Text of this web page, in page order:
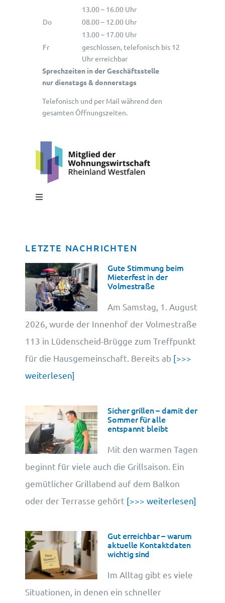
13.00 – 16.00 Uhr
Do
08.00 – 12.00 Uhr
13.00 – 17.00 Uhr
Fr
geschlossen, telefonisch bis 12
Uhr erreichbar
Sprechzeiten in der Geschäftsstelle
nur dienstags & donnerstags
Telefonisch und per Mail während den
gesamten Öffnungszeiten.
Toggle
Cookie-Information
LETZTE NACHRICHTEN
Gute Stimmung beim
Mieterfest in der
Volmestraße
Am Samstag, 1. August
2026, wurde der Innenhof der Volmestraße
113 in Lüdenscheid-Brügge zum Treffpunkt
für die Hausgemeinschaft. Bereits ab [>>>
weiterlesen]
Sicher grillen – damit der
Sommer für alle
entspannt bleibt
Mit den warmen Tagen
beginnt für viele auch die Grillsaison. Ein
gemütlicher Grillabend auf dem Balkon
oder der Terrasse gehört [>>> weiterlesen]
Gut erreichbar – warum
aktuelle Kontaktdaten
wichtig sind
Im Alltag gibt es viele
Situationen, in denen ein schneller